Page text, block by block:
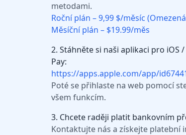
metodami.
Roční plán – 9,99 $/měsíc
Měsíční plán – $19.99/měs
2. Stáhněte si naši aplikaci pro iOS
Pay:
https://apps.apple.com/app/
Poté se přihlaste na web pomocí
všem funkcím.
3. Chcete raději platit bankovním
Kontaktujte nás a získejte platební